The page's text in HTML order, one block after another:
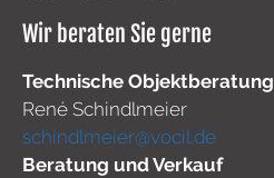
Wir beraten Sie gerne
Technische Objektberatung
René Schindlmeier
schindlmeier@vocil.de
Beratung und Verkauf